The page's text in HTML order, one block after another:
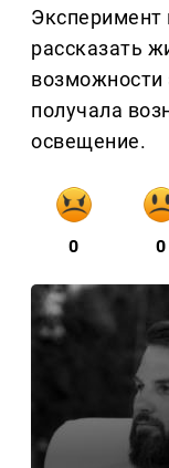
Эксперимент
рассказать
возможности
получала
освещение.
0 0